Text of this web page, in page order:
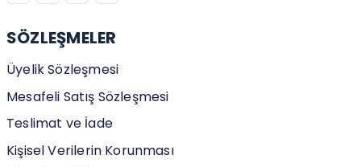
SÖZLEŞMELER
Üyelik Sözleşmesi
Mesafeli Satış Sözleşmesi
Teslimat ve İade
Kişisel Verilerin Korunması